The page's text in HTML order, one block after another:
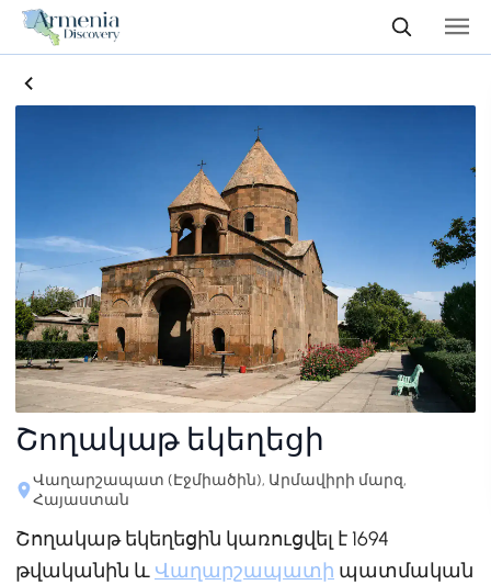
Շողակաթ եկեղեցի
Վաղարշապատ (Էջմիածին), Արմավիրի մարզ,
Հայաստան
Շողակաթ եկեղեցին կառուցվել է 1694
թվականին և Վաղարշապատի պատմական